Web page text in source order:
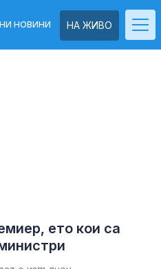
НА ЖИВО
НОВИНИ
ето кои са